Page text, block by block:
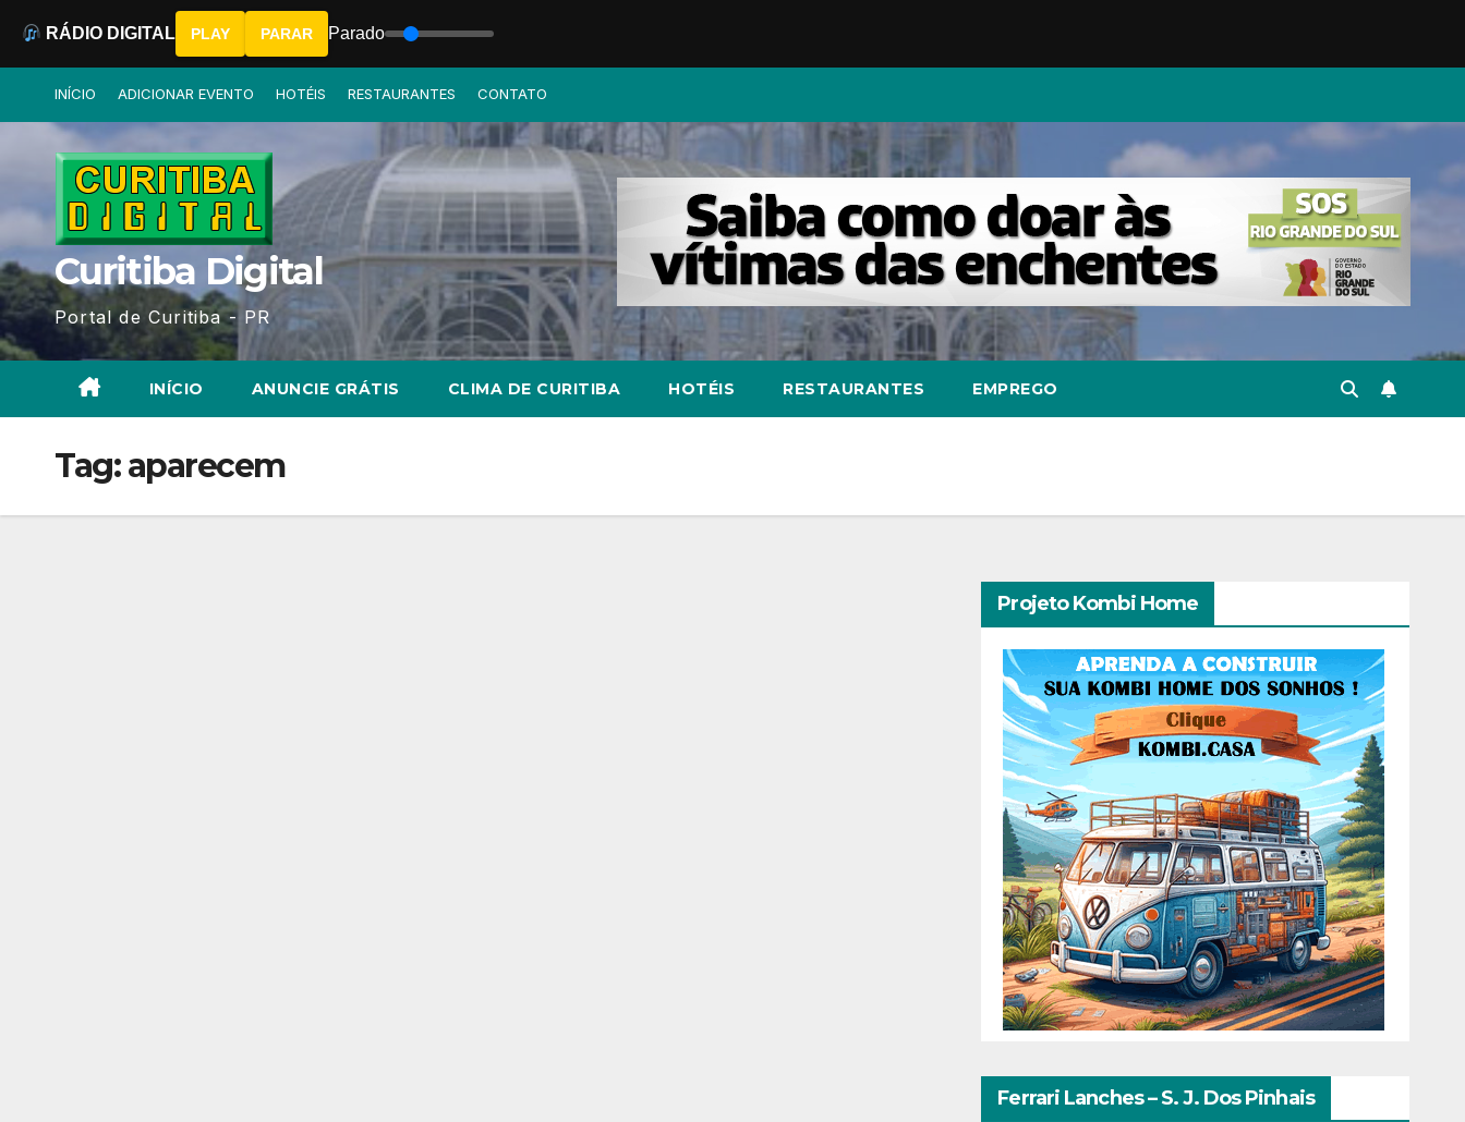
INÍCIO ADICIONAR EVENTO HOTÉIS RESTAURANTES CONTATO
Curitiba Digital
Portal de Curitiba - PR
INÍCIO ANUNCIE GRÁTIS CLIMA DE CURITIBA HOTÉIS RESTAURANTES EMPREGO
Tag:aparecem
Projeto Kombi Home
Ferrari Lanches – S. J. Dos Pinhais
RÁDIO DIGITAL PLAY PARAR Parado